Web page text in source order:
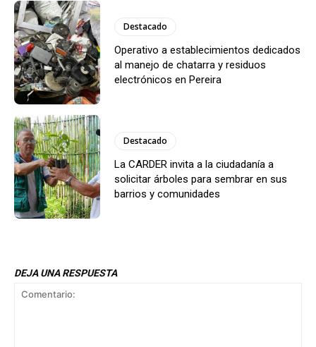
Destacado
Operativo a establecimientos dedicados
al manejo de chatarra y residuos
electrónicos en Pereira
Destacado
La CARDER invita a la ciudadanía a
solicitar árboles para sembrar en sus
barrios y comunidades
DEJA UNA RESPUESTA